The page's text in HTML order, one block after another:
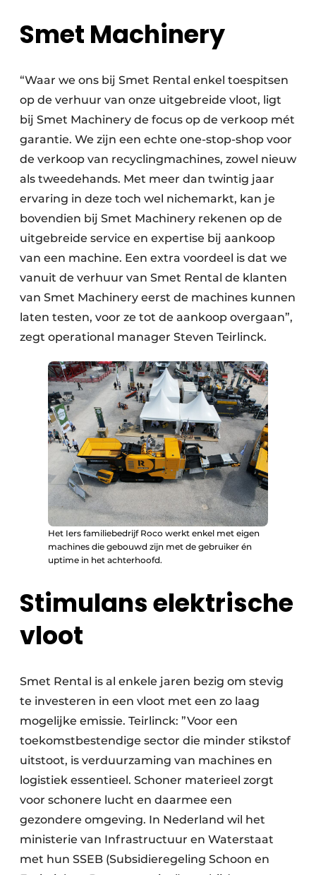
Smet Machinery
“Waar we ons bij Smet Rental enkel toespitsen
op de verhuur van onze uitgebreide vloot, ligt
bij Smet Machinery de focus op de verkoop mét
garantie. We zijn een echte one-stop-shop voor
de verkoop van recyclingmachines, zowel nieuw
als tweedehands. Met meer dan twintig jaar
ervaring in deze toch wel nichemarkt, kan je
bovendien bij Smet Machinery rekenen op de
uitgebreide service en expertise bij aankoop
van een machine. Een extra voordeel is dat we
vanuit de verhuur van Smet Rental de klanten
van Smet Machinery eerst de machines kunnen
laten testen, voor ze tot de aankoop overgaan”,
zegt operational manager Steven Teirlinck.
Het Iers familiebedrijf Roco werkt enkel met eigen
machines die gebouwd zijn met de gebruiker én
uptime in het achterhoofd.
Stimulans elektrische
vloot
Smet Rental is al enkele jaren bezig om stevig
te investeren in een vloot met een zo laag
mogelijke emissie. Teirlinck: ”Voor een
toekomstbestendige sector die minder stikstof
uitstoot, is verduurzaming van machines en
logistiek essentieel. Schoner materieel zorgt
voor schonere lucht en daarmee een
gezondere omgeving. In Nederland wil het
ministerie van Infrastructuur en Waterstaat
met hun SSEB (Subsidieregeling Schoon en